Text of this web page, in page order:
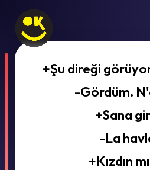
+Şu direği
-Gördüm.
+Sana
-La
+Kızdın